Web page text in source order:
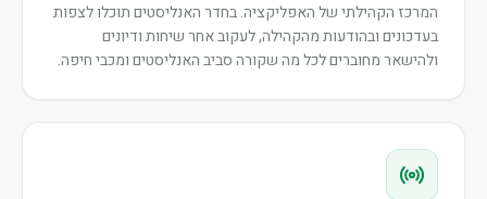
המרכז הקהילתי של האפליקציה. בחדר האנליסטים תוכלו לצפות
בעדכונים ובהודעות מהקהילה, לעקוב אחר שיחות ודיונים
ולהישאר מחוברים לכל מה שקורה סביב האנליסטים ומכבי חיפה.